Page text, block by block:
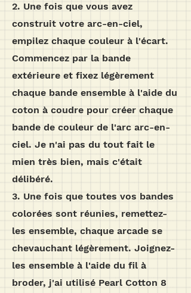
2. Une fois que vous avez
construit votre arc-en-ciel,
empilez chaque couleur à l'écart.
Commencez par la bande
extérieure et fixez légèrement
chaque bande ensemble à l'aide du
coton à coudre pour créer chaque
bande de couleur de l'arc arc-en-
ciel. Je n'ai pas du tout fait le
mien très bien, mais c'était
délibéré.
3. Une fois que toutes vos bandes
colorées sont réunies, remettez-
les ensemble, chaque arcade se
chevauchant légèrement. Joignez-
les ensemble à l'aide du fil à
broder, j'ai utilisé Pearl Cotton 8